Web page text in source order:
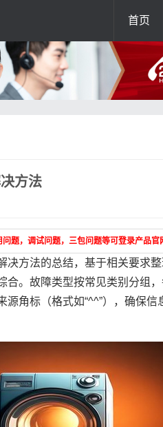
首页
方法
题，调试问题，三包问题等可登录产品官
决方法的总结，基于相关要求
合。故障类型按常见类别分组
角标（格式如“^^”），确保信